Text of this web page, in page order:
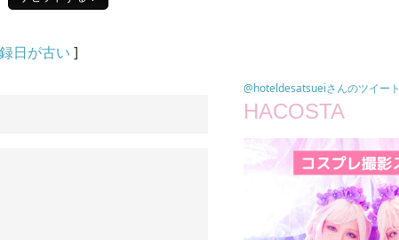
日が古い ]
@hoteldesatsueiさんのツイート
HACOSTA